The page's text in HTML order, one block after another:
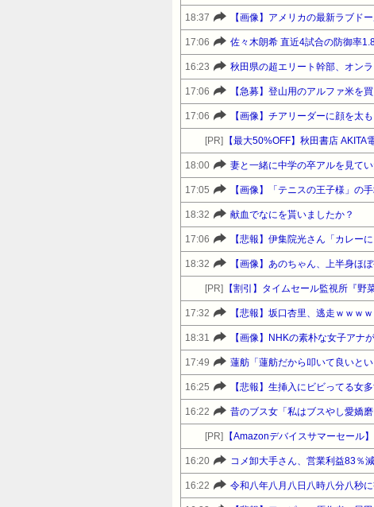
18:37 【画像】アメリカの最新ラブド
17:06 佐々木朗希 直近4試合の防御率
16:23 秋田県の超エリート幹部、オン
17:06 【急募】登山用のアルファ米を
17:06 【画像】チアリーダーに顔を太
[PR]
18:00 妻と一緒に中学の卒アルを見て
17:05 【画像】「テニスの王子様」の
18:32 献血でなにを貰いましたか？
17:06 【悲報】伊集院光さん「カレー
18:32 【画像】あのちゃん、上半身ほ
[PR] 【割引】タイムセール監視所『野
17:32 【悲報】坂口杏里、逃走ｗｗｗ
18:31 【画像】NHKの素朴な女子アナ
17:49 蓮舫「蓮舫だから叩いて良いと
16:25 【悲報】生挿入にビビってる女
16:22 昔のブス女「私はブスやし愛嬌
[PR]
16:20 コメ卸大手さん、営業利益83％
16:22 令和八年八月八日八時八分八秒